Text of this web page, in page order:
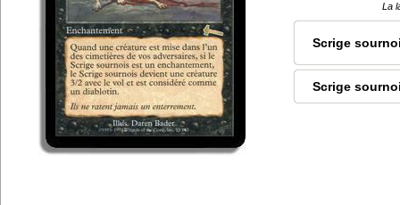
La
Scrige
Scrige